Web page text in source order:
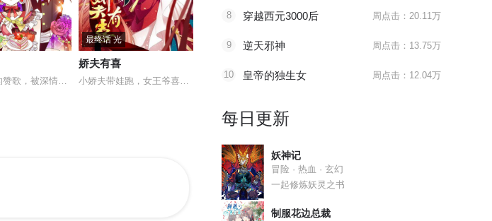
名为青春的赞歌，被深情的奏响！
最终话 光
娇夫有喜
小娇夫带娃跑，女王爷喜当妈。
最终话 行动
全新的角度诠释封神榜
地狱告白诗漫动画上线
到底谁是真正的守护人
8 穿越西元3000后 周点击：20.11万
9 逆天邪神 周点击：13.75万
10 皇帝的独生女 周点击：12.04万
每日更新
妖神记
冒险 · 热血 · 玄幻
一起修炼妖灵之书
制服花边总裁